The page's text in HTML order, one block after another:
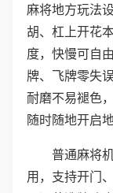
麻将地方玩法
胡、杠上开花
度，快慢可自
牌、飞牌零失
耐磨不易褪色
随时随地开启
普通麻将
用，支持开门